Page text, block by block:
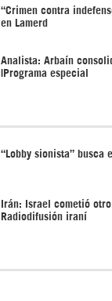
“Crimen contra
en Lamerd
Analista: Arbaín
|Programa especial
“Lobby sionista” busca
Irán: Israel cometió
Radiodifusión iraní